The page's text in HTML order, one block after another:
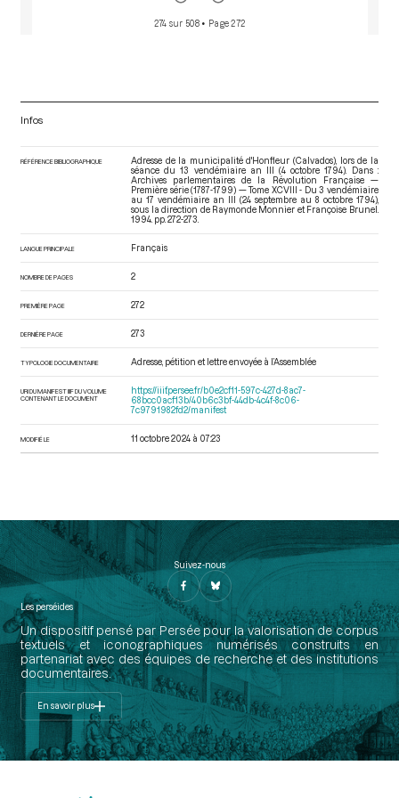
274 sur 508 • Page 272
Infos
RÉFÉRENCE BIBLIOGRAPHIQUE
Adresse de la municipalité d'Honfleur (Calvados), lors de la
séance du 13 vendémiaire an III (4 octobre 1794). Dans :
Archives parlementaires de la Révolution Française —
Première série (1787-1799) — Tome XCVIII - Du 3 vendémiaire
au 17 vendémiaire an III (24 septembre au 8 octobre 1794),
sous la direction de Raymonde Monnier et Françoise Brunel.
1994. pp. 272-273.
LANGUE PRINCIPALE Français
NOMBRE DE PAGES 2
PREMIÈRE PAGE 272
DERNIÈRE PAGE 273
TYPOLOGIE DOCUMENTAIRE Adresse, pétition et lettre envoyée à l’Assemblée
URI DU MANIFEST IIIF DU VOLUME
CONTENANT LE DOCUMENT
https://iiif.persee.fr/b0e2cf11-597c-427d-8ac7-
68bcc0acf13b/40b6c3bf-44db-4c4f-8c06-
7c9791982fd2/manifest
MODIFIÉ LE 11 octobre 2024 à 07:23
Suivez-nous
Les perséides
Un dispositif pensé par Persée pour la valorisation de corpus
textuels et iconographiques numérisés construits en
partenariat avec des équipes de recherche et des institutions
documentaires.
En savoir plus